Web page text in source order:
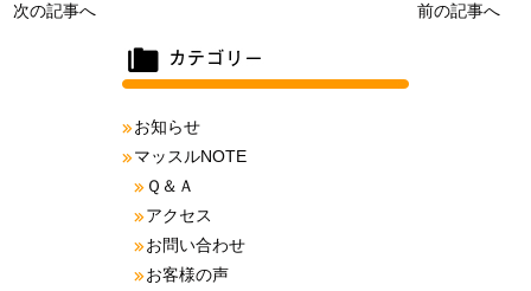
次の記事へ 前の記事へ
お知らせ
マッスルNOTE
Ｑ＆Ａ
アクセス
お問い合わせ
お客様の声